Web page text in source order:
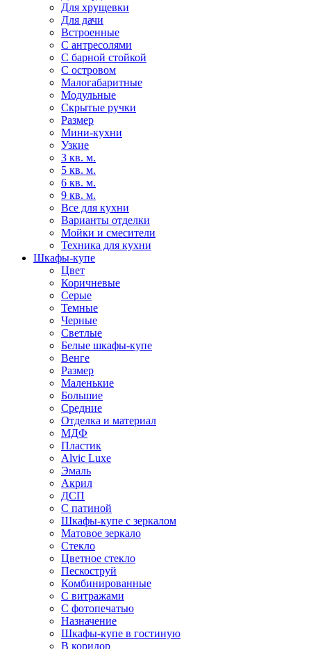
Для хрущевки
Для дачи
Встроенные
С антресолями
С барной стойкой
С островом
Малогабаритные
Модульные
Скрытые ручки
Размер
Мини-кухни
Узкие
3 кв. м.
5 кв. м.
6 кв. м.
9 кв. м.
Все для кухни
Варианты отделки
Мойки и смесители
Техника для кухни
Шкафы-купе
Цвет
Коричневые
Серые
Темные
Черные
Светлые
Белые шкафы-купе
Венге
Размер
Маленькие
Большие
Средние
Отделка и материал
МДФ
Пластик
Alvic Luxe
Эмаль
Акрил
ДСП
С патиной
Шкафы-купе с зеркалом
Матовое зеркало
Стекло
Цветное стекло
Пескоструй
Комбинированные
С витражами
С фотопечатью
Назначение
Шкафы-купе в гостиную
В коридор